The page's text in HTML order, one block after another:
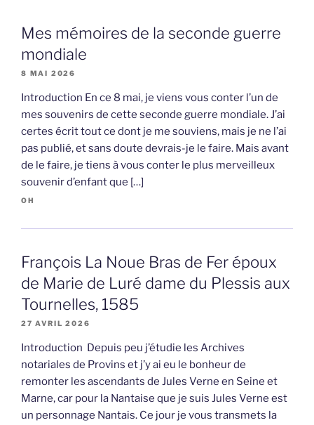
Mes mémoires de la seconde guerre
mondiale
8 MAI 2026
Introduction En ce 8 mai, je viens vous conter l’un de
mes souvenirs de cette seconde guerre mondiale. J’ai
certes écrit tout ce dont je me souviens, mais je ne l’ai
pas publié, et sans doute devrais-je le faire. Mais avant
de le faire, je tiens à vous conter le plus merveilleux
souvenir d’enfant que […]
OH
François La Noue Bras de Fer époux
de Marie de Luré dame du Plessis aux
Tournelles, 1585
27 AVRIL 2026
Introduction Depuis peu j’étudie les Archives
notariales de Provins et j’y ai eu le bonheur de
remonter les ascendants de Jules Verne en Seine et
Marne, car pour la Nantaise que je suis Jules Verne est
un personnage Nantais. Ce jour je vous transmets la